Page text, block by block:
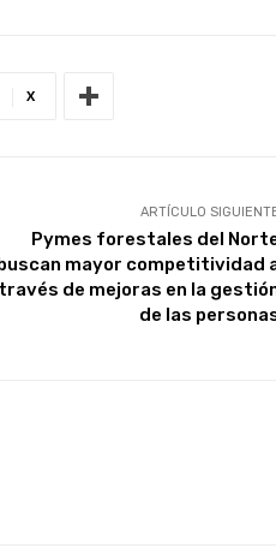
X
ARTÍCULO
Pymes forestales del
mayor competitividad
través de mejoras en la
de las